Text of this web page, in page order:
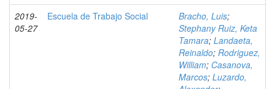
2019-
05-27
Escuela de Trabajo Social Bracho, Luis;
Stephany Ruiz, Keta
Tamara; Landaeta,
Reinaldo; Rodriguez,
William; Casanova,
Marcos; Luzardo,